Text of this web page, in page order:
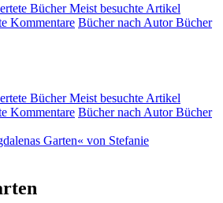
BücherMeist besuchte Artikel
Kommentare Bücher nach AutorBücher
BücherMeist besuchte Artikel
Kommentare Bücher nach AutorBücher